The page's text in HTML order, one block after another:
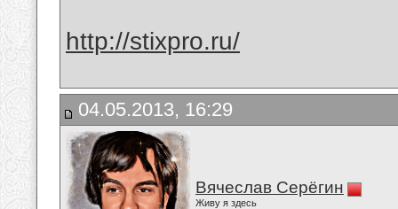
http://stixpro.ru/
04.05.2013, 16:29
Вячеслав Серёгин
Живу я здесь